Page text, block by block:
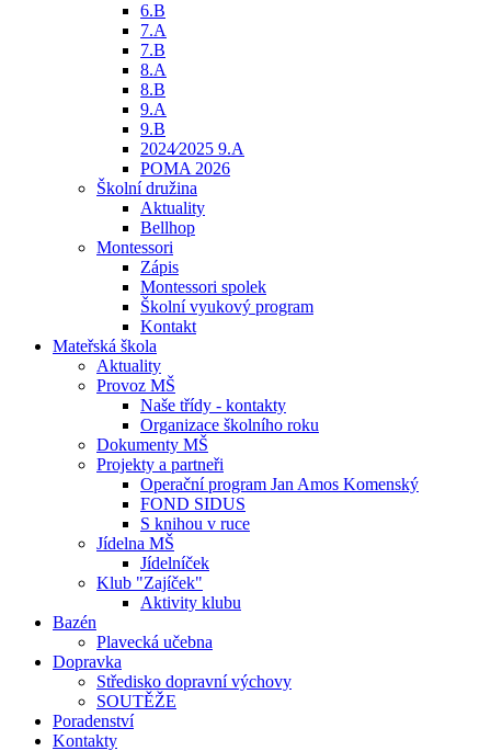
6.B
7.A
7.B
8.A
8.B
9.A
9.B
2024⁄2025 9.A
POMA 2026
Školní družina
Aktuality
Bellhop
Montessori
Zápis
Montessori spolek
Školní vyukový program
Kontakt
Mateřská škola
Aktuality
Provoz MŠ
Naše třídy - kontakty
Organizace školního roku
Dokumenty MŠ
Projekty a partneři
Operační program Jan Amos Komenský
FOND SIDUS
S knihou v ruce
Jídelna MŠ
Jídelníček
Klub "Zajíček"
Aktivity klubu
Bazén
Plavecká učebna
Dopravka
Středisko dopravní výchovy
SOUTĚŽE
Poradenství
Kontakty